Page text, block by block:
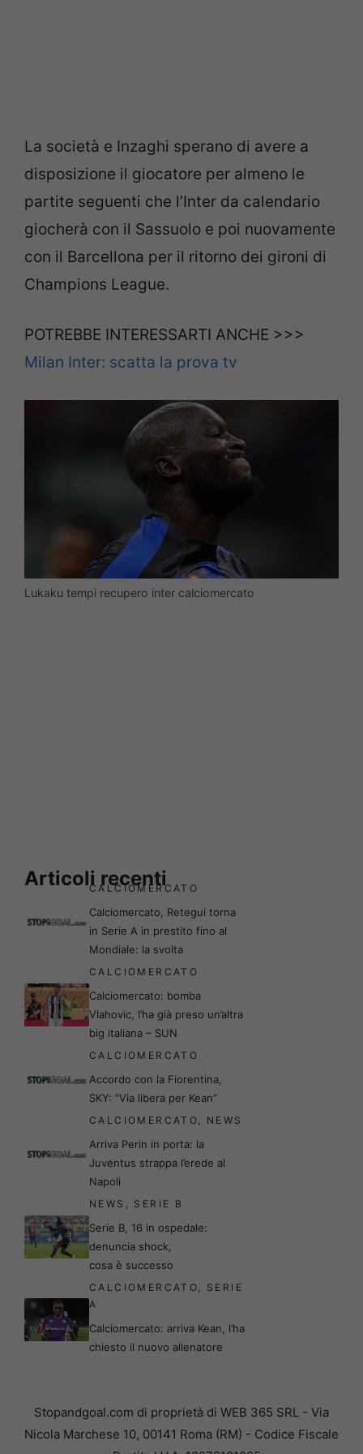
La società e Inzaghi sperano di avere a
disposizione il giocatore per almeno le
partite seguenti che l’Inter da calendario
giocherà con il Sassuolo e poi nuovamente
con il Barcellona per il ritorno dei gironi di
Champions League.
POTREBBE INTERESSARTI ANCHE >>>
Milan Inter: scatta la prova tv
Lukaku tempi recupero inter calciomercato
Articoli recenti
CALCIOMERCATO
Calciomercato, Retegui torna
in Serie A in prestito fino al
Mondiale: la svolta
CALCIOMERCATO
Calciomercato: bomba
Vlahovic, l’ha già preso un’altra
big italiana – SUN
CALCIOMERCATO
Accordo con la Fiorentina,
SKY: “Via libera per Kean”
CALCIOMERCATO, NEWS
Arriva Perin in porta: la
Juventus strappa l’erede al
Napoli
NEWS , SERIE B
Serie B, 16 in ospedale:
denuncia shock,
cosa è successo
CALCIOMERCATO, SERIE
A
Calciomercato: arriva Kean, l’ha
chiesto il nuovo allenatore
Stopandgoal.com di proprietà di WEB 365 SRL - Via
Nicola Marchese 10, 00141 Roma (RM) - Codice Fiscale